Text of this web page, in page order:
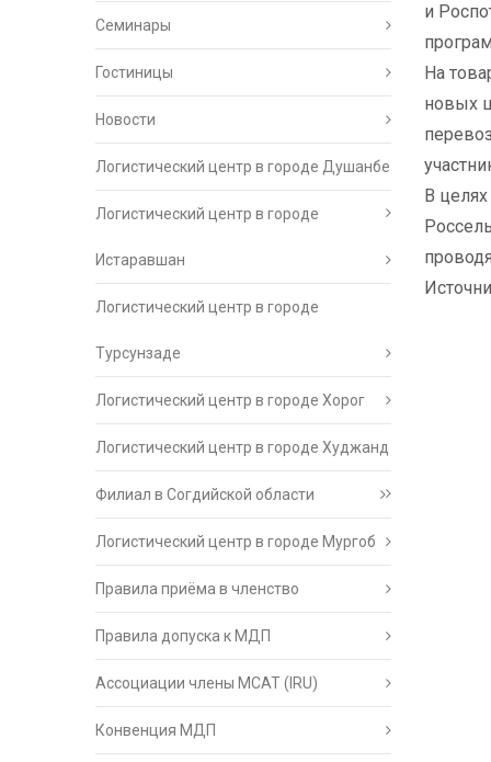
Семинары
Гостиницы
Новости
Логистический центр в городе Душанбе
Логистический центр в городе
Истаравшан
Логистический центр в городе
Турсунзаде
Логистический центр в городе Хорог
Логистический центр в городе Худжанд
Филиал в Согдийской области
Логистический центр в городе Мургоб
Правила приёма в членство
Правила допуска к МДП
Ассоциации члены МСАТ (IRU)
Конвенция МДП
и
На
новых
В